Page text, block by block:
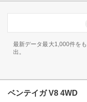
最新データ最大1,000件を
出。
ベンテイガ V8 4WD